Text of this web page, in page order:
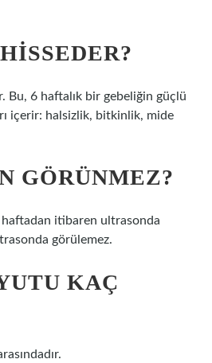
Bu, 6 haftalık bir gebeliğin güçlü
içerir: halsizlik, bitkinlik, mide
GÖRÜNMEZ?
haftadan itibaren ultrasonda
görülemez.
KAÇ